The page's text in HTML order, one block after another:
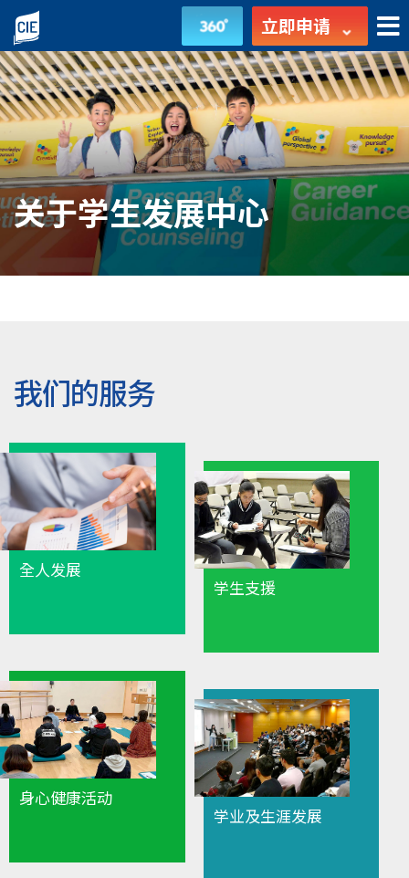
关
于
学
生
发
展
学
生
发
展
-
国
学
院
-
香
港
立即申请
关于学生发展中心
我们的服务
全人发展
学生支援
身心健康活动
学业及生涯发展